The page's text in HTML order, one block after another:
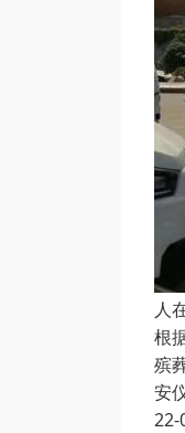
人
根
殡
安
22-